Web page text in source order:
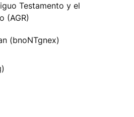
Testamento y el
(AGR)
(bnoNTgnex)